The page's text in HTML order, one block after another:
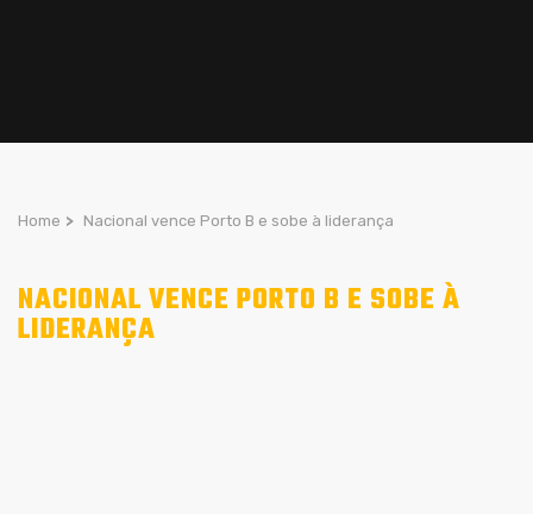
Home > Nacional vence Porto B e sobe à liderança
NACIONAL VENCE PORTO B E SOBE À
LIDERANÇA